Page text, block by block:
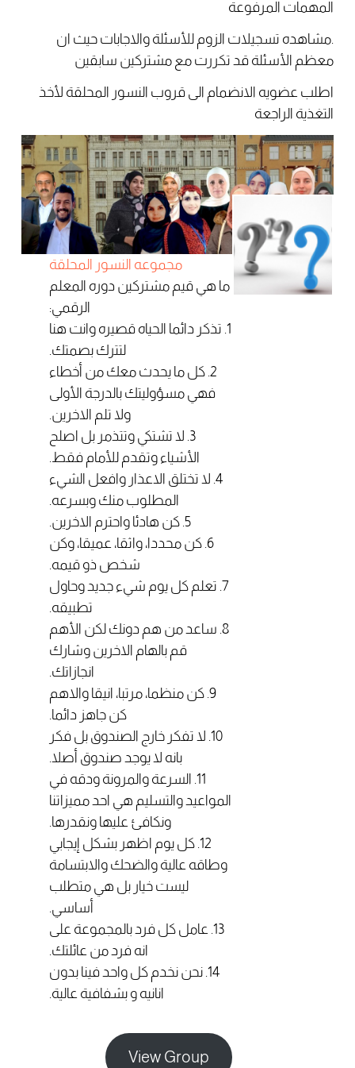
المهمات المرفوعة
.مشاهده تسجيلات الزوم للأسئلة والاجابات حيث ان
معظم الأسئلة قد تكررت مع مشتركين سابقين
اطلب عضويه الانضمام الى قروب النسور المحلقة لأخذ
التغذية الراجعة
مجموعه النسور المحلقة
ما هي قيم مشتركين دوره المعلم
الرقمي:
1. تذكر دائما الحياه قصيره وانت هنا
لتترك بصمتك.
2. كل ما يحدث معك من أخطاء
فهي مسؤوليتك بالدرجة الأولى
ولا تلم الاخرين.
3. لا تشتكي وتتذمر بل اصلح
الأشياء وتقدم للأمام فقط.
4. لا تختلق الاعذار وافعل الشيء
المطلوب منك وبسرعه.
5. كن هادئا واحترم الاخرين.
6. كن محددا، واثقا، عميقا، وكن
شخص ذو قيمه.
7. تعلم كل يوم شيء جديد وحاول
تطبيقه.
8. ساعد من هم دونك لكن الأهم
قم بالهام الاخرين وشارك
انجازاتك.
9. كن منظما، مرتبا، انيقا والاهم
كن جاهز دائما.
10. لا تفكر خارج الصندوق بل فكر
بانه لا يوجد صندوق أصلا.
11. السرعة والمرونة ودقه في
المواعيد والتسليم هي احد مميزاتنا
ونكافئ عليها ونقدرها.
12. كل يوم اظهر بشكل إيجابي
وطاقه عالية والضحك والابتسامة
ليست خيار بل هي متطلب
أساسي.
13. عامل كل فرد بالمجموعة على
انه فرد من عائلتك.
14. نحن نخدم كل واحد فينا بدون
انانيه و بشفافية عالية.
View Group